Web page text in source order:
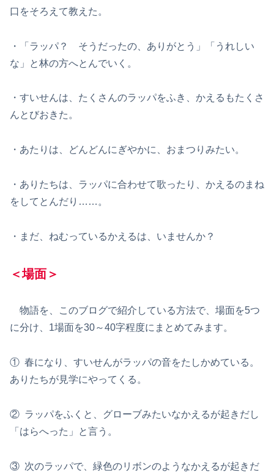
口をそろえて教えた。
・「ラッパ？ そうだったの、ありがとう」「うれしい
な」と林の方へとんでいく。
・すいせんは、たくさんのラッパをふき、かえるもたくさ
んとびおきた。
・あたりは、どんどんにぎやかに、おまつりみたい。
・ありたちは、ラッパに合わせて歌ったり、かえるのまね
をしてとんだり……。
・まだ、ねむっているかえるは、いませんか？
＜場面＞
物語を、このブログで紹介している方法で、場面を5つ
に分け、1場面を30～40字程度にまとめてみます。
① 春になり、すいせんがラッパの音をたしかめている。
ありたちが見学にやってくる。
② ラッパをふくと、グローブみたいなかえるが起きだし
「はらへった」と言う。
③ 次のラッパで、緑色のリボンのようなかえるが起きだ